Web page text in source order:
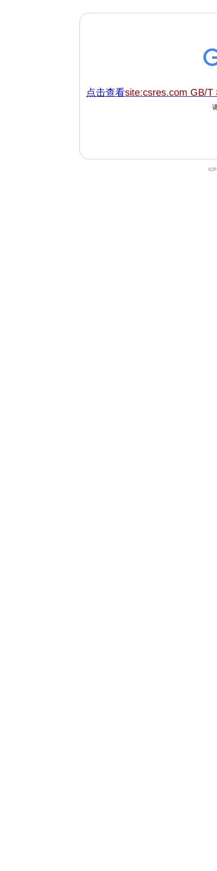
点击查看site:csres.com GB/T